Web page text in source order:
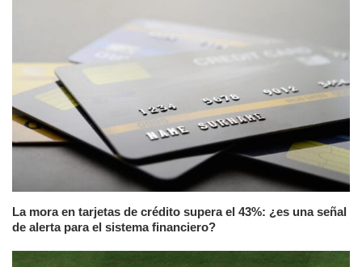
La mora en tarjetas de crédito supera el 43%: ¿es una señal
de alerta para el sistema financiero?